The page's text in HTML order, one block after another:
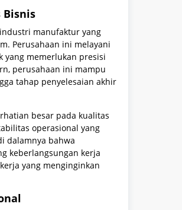
Bisnis
manufaktur yang
Perusahaan ini melayani
memerlukan presisi
perusahaan ini mampu
tahap penyelesaian akhir
besar pada kualitas
operasional yang
dalamnya bahwa
keberlangsungan kerja
yang menginginkan